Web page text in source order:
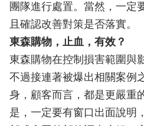
團隊進行處置。當然，一定
且確認改善對策是否落實。
東森購物，止血，有效？
東森購物在控制損害範圍與
不過接連著被爆出相關案例
身，顧客而言，都是更嚴重
是，一定要有窗口出面說明